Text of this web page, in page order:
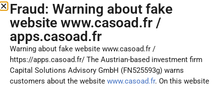
Fraud: Warning about fake
website www.casoad.fr /
apps.casoad.fr
Warning about fake website www.casoad.fr /
https://apps.casoad.fr/ The Austrian-based investment firm
Capital Solutions Advisory GmbH (FN525593g) warns
customers about the website www.casoad.fr. On this website